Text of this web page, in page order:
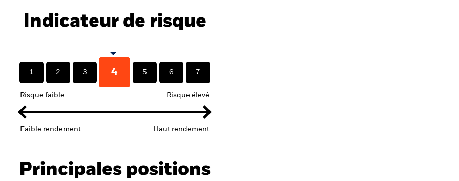
Indicateur de risque
1 2 3 4 5 6 7
Risque faible Risque élevé
Faible rendement Haut rendement
Principales positions